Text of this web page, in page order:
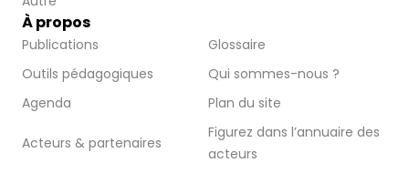
À propos
Publications
Glossaire
Outils pédagogiques
Qui sommes-nous ?
Agenda
Plan du site
Acteurs & partenaires
Figurez dans l’annuaire des
acteurs